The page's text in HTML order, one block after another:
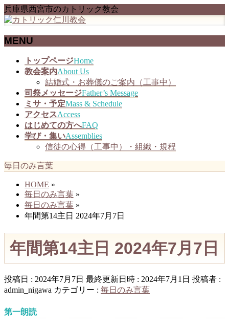
兵庫県西宮市のカトリック教会
MENU
トップページHome
教会案内About Us
結婚式・お葬儀のご案内（工事中）
司祭メッセージFather’s Message
ミサ・予定Mass & Schedule
アクセスAccess
はじめての方へFAQ
学び・集いAssemblies
信徒の心得（工事中）・組織・規程
毎日のみ言葉
HOME »
毎日のみ言葉 »
毎日のみ言葉 »
年間第14主日 2024年7月7日
年間第14主日 2024年7月7日
投稿日 : 2024年7月7日 最終更新日時 : 2024年7月1日 投稿者 :
admin_nigawa カテゴリー : 毎日のみ言葉
第一朗読